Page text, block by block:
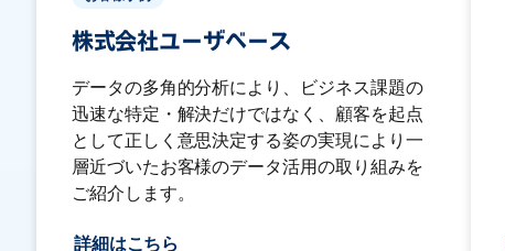
株式会社ユーザベース
データの多角的分析により、ビジネス課題の
迅速な特定・解決だけではなく、顧客を起点
として正しく意思決定する姿の実現により一
層近づいたお客様のデータ活用の取り組みを
ご紹介します。
詳細はこちら